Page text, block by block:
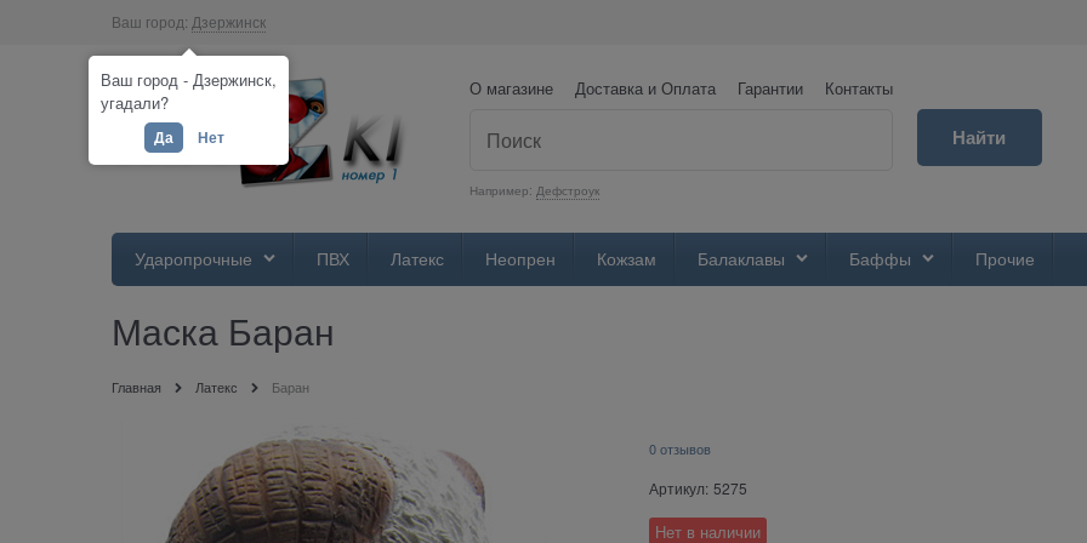
Ваш город: Дзержинск
О магазине Доставка и Оплата Гарантии Контакты
Например: Дефстроук
Найти
Ударопрочные ПВХ Латекс Неопрен Кожзам Балаклавы Баффы Прочие
Маска Баран
Главная Латекс Баран
0 отзывов
Артикул: 5275
Нет в наличии
Ваш город - Дзержинск,
угадали?
Да Нет